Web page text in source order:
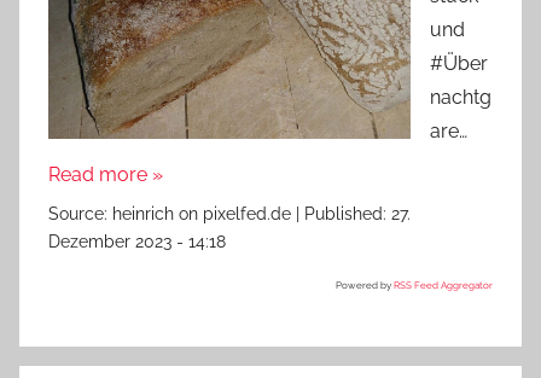
und
#Über
nachtg
are…
Read more »
Source: heinrich on pixelfed.de Published: 27.
Dezember 2023 - 14:18
Powered by RSS Feed Aggregator